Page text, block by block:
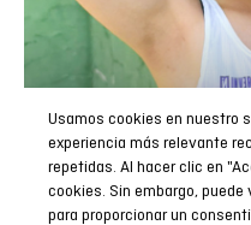
Usamos cookies en nuestro
experiencia más relevante
repetidas. Al hacer clic en
cookies. Sin embargo,
para proporcionar un